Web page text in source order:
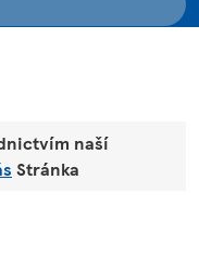
naší
Stránka